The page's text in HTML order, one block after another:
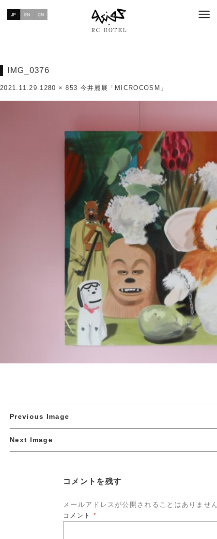
IMG_0376
2021.11.29 1280 × 853 今井麗展「MICROCOSM」
Previous Image
Next Image
コメントを残す
メールアドレスが公開されることはありませ
コメント *